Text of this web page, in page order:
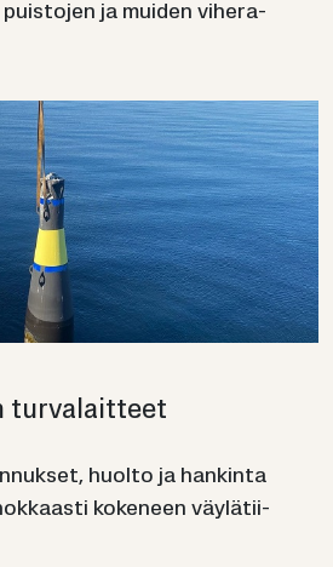
ja mui­den vi­he­ra­
tur­va­lait­teet
huol­to ja han­kin­ta
ko­ke­neen väy­lä­tii­